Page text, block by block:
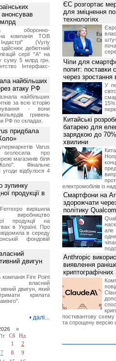
анонсував
млрд
оборонно-
компанія ТОВ
(Vyriy
дебютний
серії "А" на
суму 5 млрд грн.
Інтерфакс-
найбільших
атаку РФ
найбільших
за всю історію
- вони
гривень
РФ по складах.
придбала
Varus
оголосила про
магазинів біля
Фінальне
угоди відбулося 4
зупинку
продукції в
вирішила
виробництво
продукції на
в Україні. Про
в середу
фондовій
двигун
компанія Fire Point
власний
двигун, який
крилата
• далі...
»
Сб
Нд
1
2
7 8
9
ЄС розгортає
для зміцнення
технологіях
Чіпи для
попит: поставки
через зростання
У
Китайські
батарею для
зарядкою до
хвилини
електромобілів із
Смартфони на
здорожчати
політику
але
Anthropic
виявлення
криптографічних
постквантову схему
та спрощену версію